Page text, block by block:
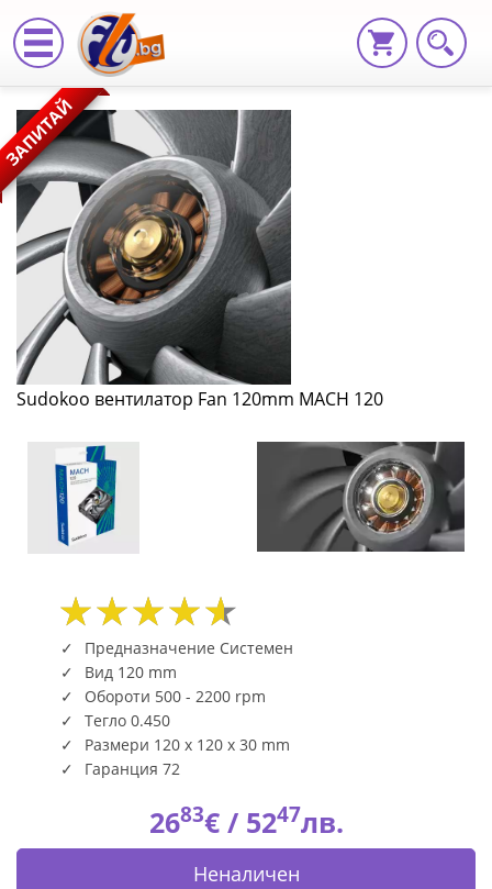
Sudokoo
вентилатор
Fan
120mm
MACH
120
R-
MACH120-
GYWPN1-
GAS
(7520)
|
Fly.bg
ЗАПИТАЙ
Sudokoo вентилатор Fan 120mm MACH 120
Предназначение Системен
Вид 120 mm
Обороти 500 - 2200 rpm
Тегло 0.450
Размери 120 x 120 x 30 mm
Гаранция 72
2683€ / 5247лв.
Неналичен